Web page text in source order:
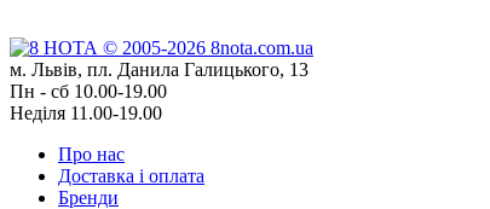
м. Львів, пл. Данила Галицького, 13
Пн - сб 10.00-19.00
Неділя 11.00-19.00
Про нас
Доставка і оплата
Бренди